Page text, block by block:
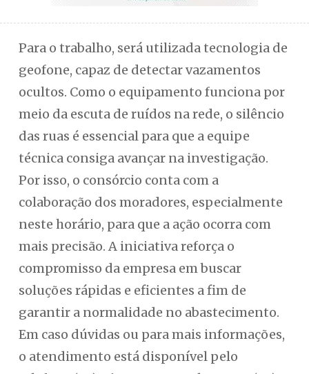
Para o trabalho, será utilizada tecnologia de
geofone, capaz de detectar vazamentos
ocultos. Como o equipamento funciona por
meio da escuta de ruídos na rede, o silêncio
das ruas é essencial para que a equipe
técnica consiga avançar na investigação.
Por isso, o consórcio conta com a
colaboração dos moradores, especialmente
neste horário, para que a ação ocorra com
mais precisão. A iniciativa reforça o
compromisso da empresa em buscar
soluções rápidas e eficientes a fim de
garantir a normalidade no abastecimento.
Em caso dúvidas ou para mais informações,
o atendimento está disponível pelo